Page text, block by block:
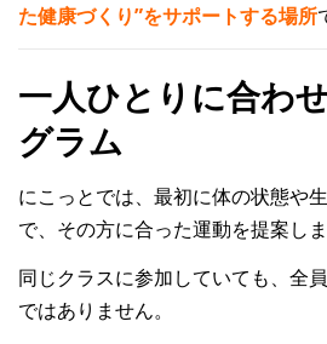
た健康づくり”をサポートする場所
一人ひとりに合わ
グラム
にこっとでは、最初に体の状態や
で、その方に合った運動を提案しま
同じクラスに参加していても、全
ではありません。